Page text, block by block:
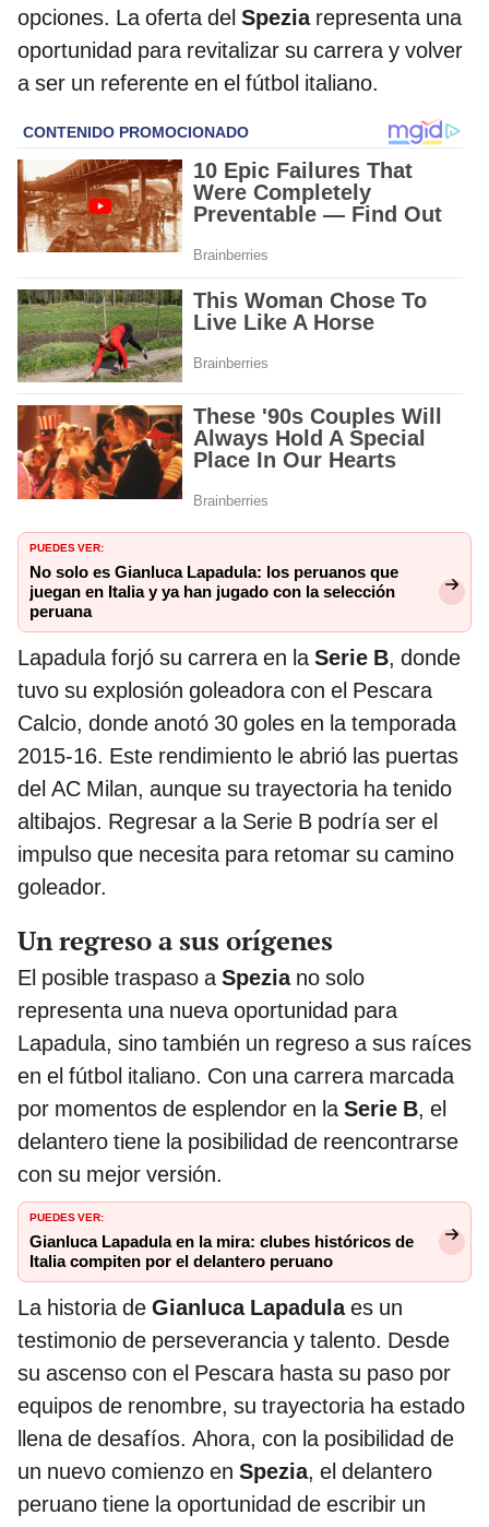
opciones. La oferta del Speziarepresenta una
oportunidad para revitalizar su carrera y volver
a ser un referente en el fútbol italiano.
PUEDES VER:
No solo es Gianluca Lapadula: los peruanos que
juegan en Italia y ya han jugado con la selección
peruana
Lapadula forjó su carrera en laSerie B, donde
tuvo su explosión goleadora con el Pescara
Calcio, donde anotó 30 goles en la temporada
2015-16. Este rendimiento le abrió las puertas
del AC Milan, aunque su trayectoria ha tenido
altibajos. Regresar a la Serie B podría ser el
impulso que necesita para retomar su camino
goleador.
Un regreso a sus orígenes
El posible traspaso aSpeziano solo
representa una nueva oportunidad para
Lapadula, sino también un regreso a sus raíces
en el fútbol italiano. Con una carrera marcada
por momentos de esplendor en laSerie B, el
delantero tiene la posibilidad de reencontrarse
con su mejor versión.
PUEDES VER:
Gianluca Lapadula en la mira: clubes históricos de
Italia compiten por el delantero peruano
La historia de Gianluca Lapadulaes un
testimonio de perseverancia y talento. Desde
su ascenso con el Pescara hasta su paso por
equipos de renombre, su trayectoria ha estado
llena de desafíos. Ahora, con la posibilidad de
un nuevo comienzo en Spezia, el delantero
peruano tiene la oportunidad de escribir un